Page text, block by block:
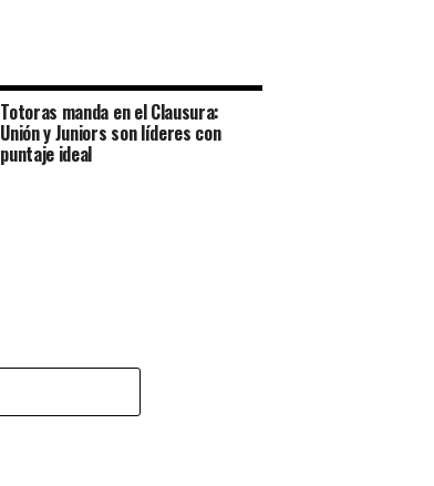
Totoras manda en el Clausura:
Unión y Juniors son líderes con
puntaje ideal